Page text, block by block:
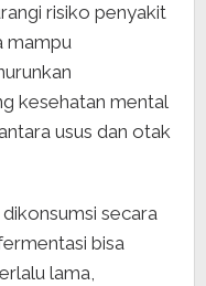
risiko penyakit
mampu
kesehatan mental
usus dan otak
secara
bisa
lama,